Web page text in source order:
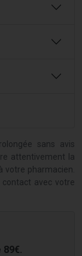
sans avis
attentivement la
votre pharmacien.
avec votre